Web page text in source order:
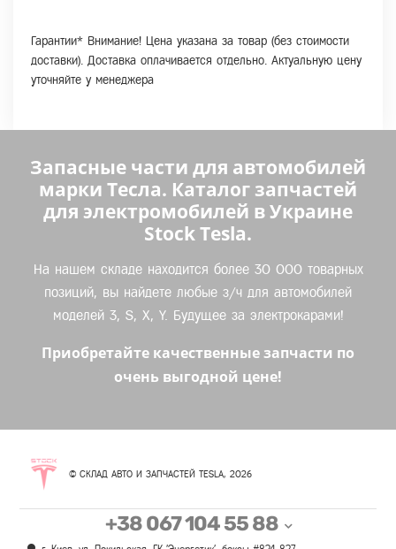
Гарантии* Внимание! Цена указана за товар (без стоимости
доставки). Доставка оплачивается отдельно. Актуальную цену
уточняйте у менеджера
Запасные части для автомобилей
марки Тесла. Каталог запчастей
для электромобилей в Украине
Stock Tesla.
На нашем складе находится более 30 000 товарных
позиций, вы найдете любые з/ч для автомобилей
моделей 3, S, X, Y. Будущее за электрокарами!
Приобретайте качественные запчасти по
очень выгодной цене!
© СКЛАД АВТО И ЗАПЧАСТЕЙ TESLA, 2026
+38 067 104 55 88